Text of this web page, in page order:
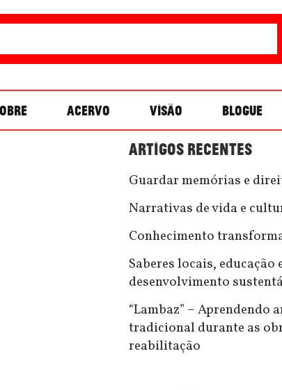
ACERVO VISÃO BLOGUE
ARTIGOS RECENTES
Guardar memórias e
Narrativas de vida e
Conhecimento
Saberes locais, educação
desenvolvimento
“Lambaz” – Aprendendo
tradicional durante as
reabilitação